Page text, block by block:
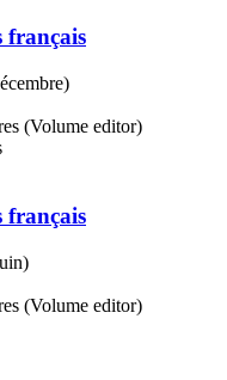
français
(Volume editor)
français
(Volume editor)